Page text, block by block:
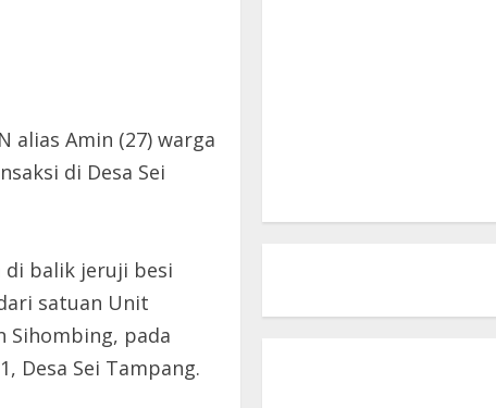
alias Amin (27) warga
di Desa Sei
di balik jeruji besi
satuan Unit
Sihombing, pada
Desa Sei Tampang.